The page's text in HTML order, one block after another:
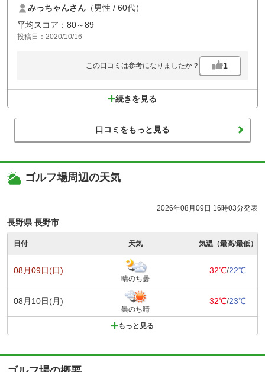
がそれをカバーしてくれました。工事区間があることを前日事前に電話
で知らせていただき道不案内の者には大変助かりました。
みっちゃんさん （男性 / 60代）
平均スコア：80～89
投稿日：2020/10/16
この口コミは参考になりましたか？ 1
続きを見る
口コミをもっと見る
ゴルフ場周辺の天気
2026年08月09日 16時03分発表
長野県 長野市
日付 天気 気温（最高/最低）
08月09日(日)
晴のち曇
32℃/22℃
08月10日(月)
曇のち晴
32℃/23℃
もっと見る